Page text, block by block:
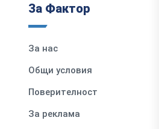
За Фактор
За нас
Общи условия
Поверителност
За реклама